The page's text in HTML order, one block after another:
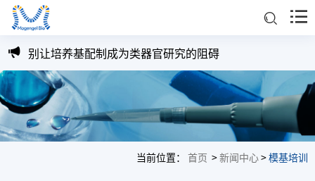
别让培养基配制成为类器官研究的阻碍
当前位置： 首页 >新闻中心>模基培训